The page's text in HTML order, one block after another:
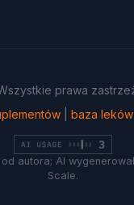
prawa
baza leków
autora; AI
Scale.